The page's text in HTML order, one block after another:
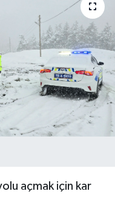
açmak için kar